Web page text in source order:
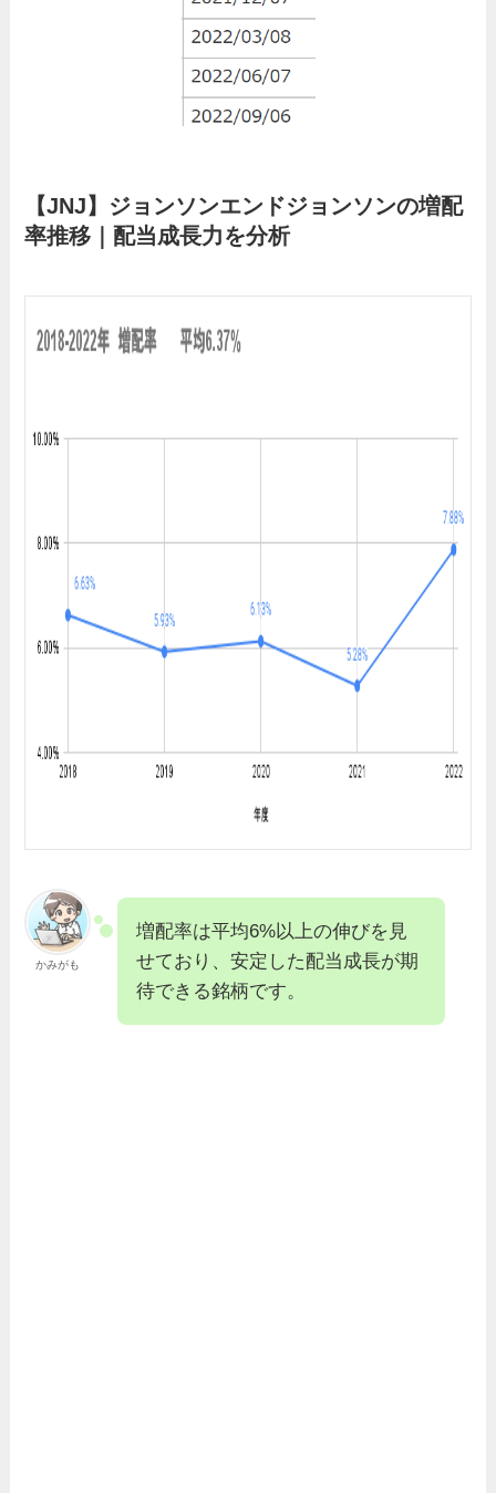
【JNJ】ジョンソンエンドジョンソンの増配
率推移｜配当成長力を分析
かみがも
増配率は平均6%以上の伸びを見
せており、安定した配当成長が期
待できる銘柄です。